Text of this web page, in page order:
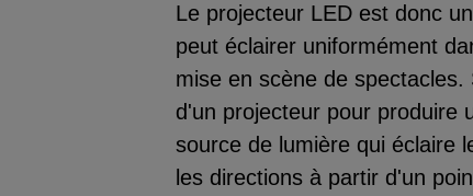
Le projecteur LED est donc
peut éclairer uniformément
mise en scène de
d'un projecteur pour produire
source de lumière qui éclaire
les directions à partir d'un